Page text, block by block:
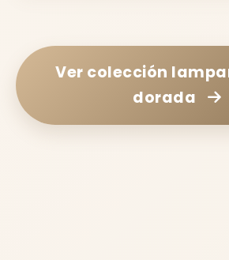
Ver colección
dorada